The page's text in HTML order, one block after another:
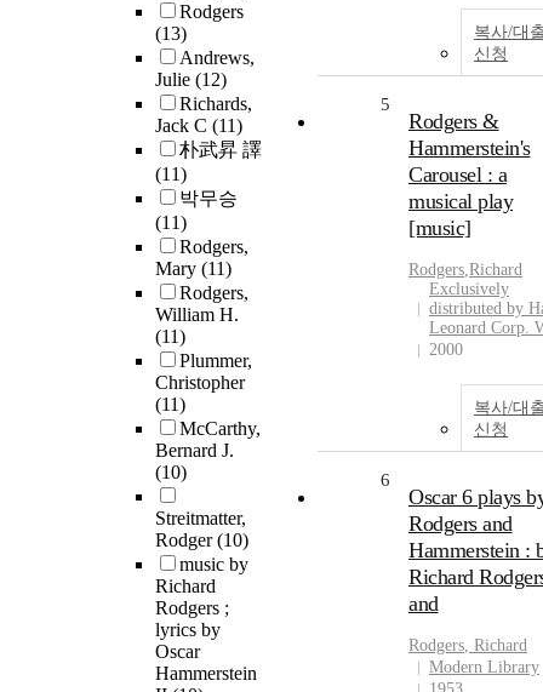
Rodgers
(13)
Andrews,
Julie (12)
Richards,
Jack C (11)
朴武昇 譯
(11)
박무승
(11)
Rodgers,
Mary (11)
Rodgers,
William H.
(11)
Plummer,
Christopher
(11)
McCarthy,
Bernard J.
(10)
Streitmatter,
Rodger(10)
music by
Richard
Rodgers ;
lyrics by
Oscar
Hammerstein
복사/대
신청
5
Rodgers &
Hammerstein's
Carousel : a
musical play
[music]
Rodgers,Richard
Exclusively
distributed by
Leonard Corp.
2000
복사/대
신청
6
Oscar 6 plays
Rodgers and
Hammerstein :
Richard
and
Rodgers, Richard
Modern Library